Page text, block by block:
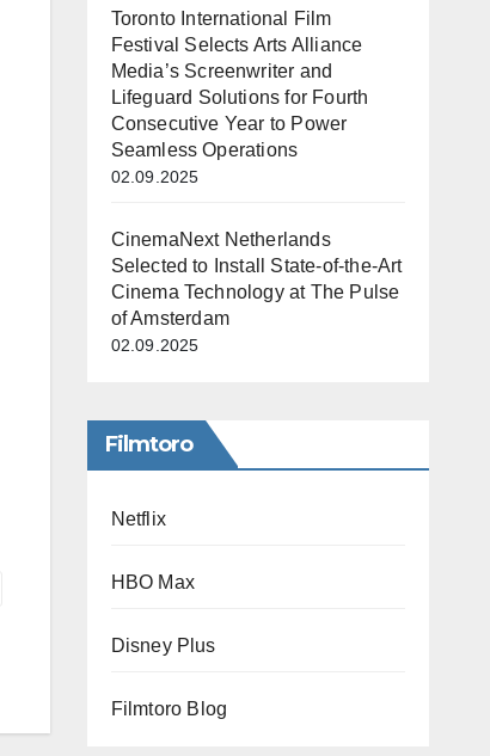
Toronto International Film
Festival Selects Arts Alliance
Media’s Screenwriter and
Lifeguard Solutions for Fourth
Consecutive Year to Power
Seamless Operations
02.09.2025
CinemaNext Netherlands
Selected to Install State-of-the-Art
Cinema Technology at The Pulse
of Amsterdam
02.09.2025
Filmtoro
Netflix
HBO Max
Disney Plus
Filmtoro Blog